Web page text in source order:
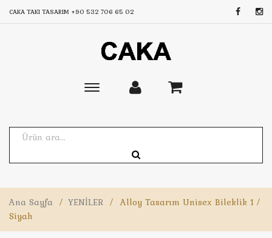
CAKA TAKI TASARIM +90 532 706 65 02
Toggle
Ana Sayfa / YENİLER / Alloy Tasarım Unisex Bileklik 1 /
Siyah